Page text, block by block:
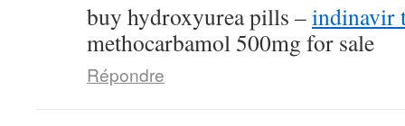
buy hydroxyurea pills –indinavir
methocarbamol 500mg for sale
Répondre